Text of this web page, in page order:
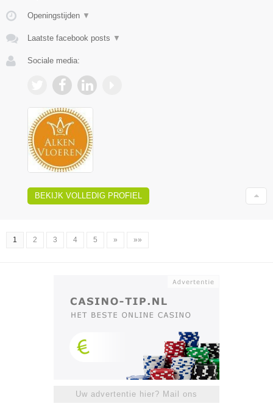
Openingstijden ▼
Laatste facebook posts ▼
Sociale media:
BEKIJK VOLLEDIG PROFIEL
1 2 3 4 5 » »»
Uw advertentie hier? Mail ons